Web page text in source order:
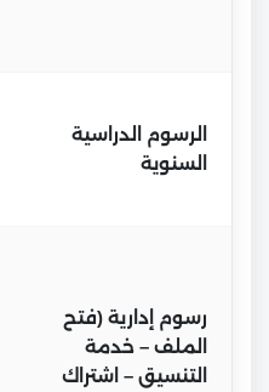
الرسوم الدراسية
السنوية
رسوم إدارية (فتح
الملف – خدمة
التنسيق – اشتراك